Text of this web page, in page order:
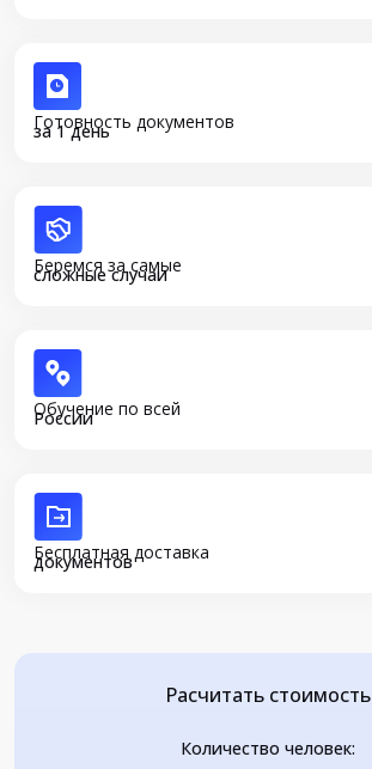
Готовность документов
за 1 день
Беремся за самые
сложные случаи
Обучение по всей
России
Бесплатная доставка
документов
Расчитать стоимость
Количество человек: